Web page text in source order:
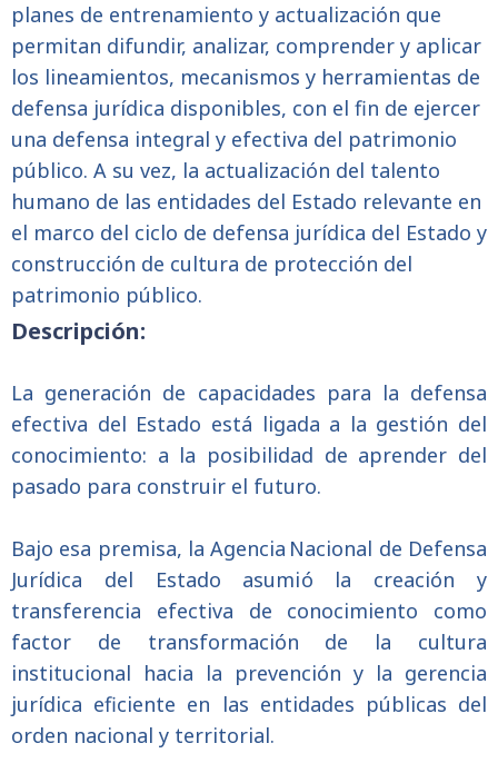
planes de entrenamiento y actualización que
permitan difundir, analizar, comprender y aplicar
los lineamientos, mecanismos y herramientas de
defensa jurídica disponibles, con el fin de ejercer
una defensa integral y efectiva del patrimonio
público. A su vez, la actualización del talento
humano de las entidades del Estado relevante en
el marco del ciclo de defensa jurídica del Estado y
construcción de cultura de protección del
patrimonio público.
Descripción:
La generación de capacidades para la defensa
efectiva del Estado está ligada a la gestión del
conocimiento: a la posibilidad de aprender del
pasado para construir el futuro.
Bajo esa premisa, la Agencia Nacional de Defensa
Jurídica del Estado asumió la creación y
transferencia efectiva de conocimiento como
factor de transformación de la cultura
institucional hacia la prevención y la gerencia
jurídica eficiente en las entidades públicas del
orden nacional y territorial.